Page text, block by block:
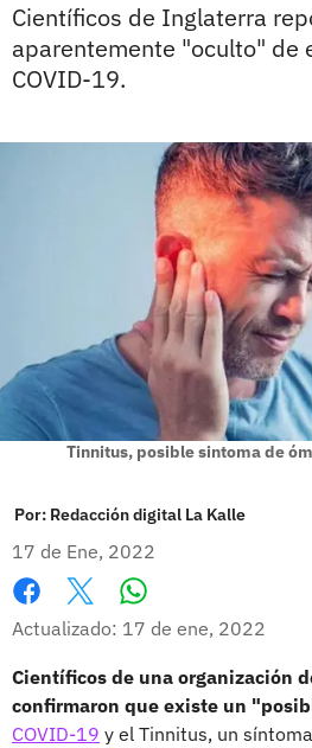
Científicos de Inglaterra
aparentemente "oculto" de
COVID-19.
Tinnitus, posible sintoma de
Por: Redacción digital La Kalle
17 de Ene, 2022
Facebook
X
Actualizado: 17 de ene, 2022
Científicos de una organización
confirmaron que existe un
COVID-19 y el Tinnitus, un